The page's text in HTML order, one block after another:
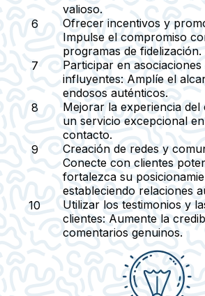
valioso.
Ofrecer incentivos y
Impulse el compromiso
programas de fidelización.
Participar en
influyentes: Amplíe el
endosos auténticos.
Mejorar la experiencia del
un servicio excepcional
contacto.
Creación de redes y
Conecte con clientes
fortalezca su
estableciendo relaciones
Utilizar los testimonios y
clientes: Aumente la
comentarios genuinos.